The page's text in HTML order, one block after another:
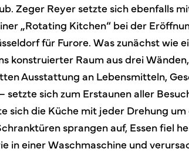
Zeger Reyer setzte sich ebenfalls
„Rotating Kitchen“ bei der
für Furore. Was zunächst wie
konstruierter Raum aus drei
Ausstattung an Lebensmitteln,
sich zum Erstaunen aller
sich die Küche mit jeder Drehung
sprangen auf, Essen fiel
in einer Waschmaschine und